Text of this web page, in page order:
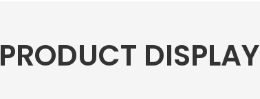
PRODUCT DISPLAY